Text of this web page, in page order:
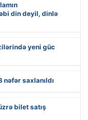
din deyil, dinlə
yeni güc
saxlanıldı
bilet satış